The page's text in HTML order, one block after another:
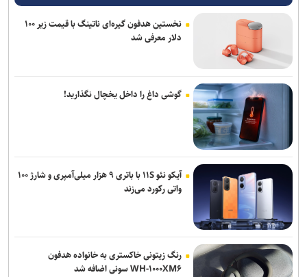
نخستین هدفون گیره‌ای ناتینگ با قیمت زیر ۱۰۰
دلار معرفی شد
گوشی داغ را داخل یخچال نگذارید!
آیکو نئو ۱۱S با باتری ۹ هزار میلی‌آمپری و شارژ ۱۰۰
واتی رکورد می‌زند
رنگ زیتونی خاکستری به خانواده هدفون
WH-۱۰۰۰XM۶ سونی اضافه شد